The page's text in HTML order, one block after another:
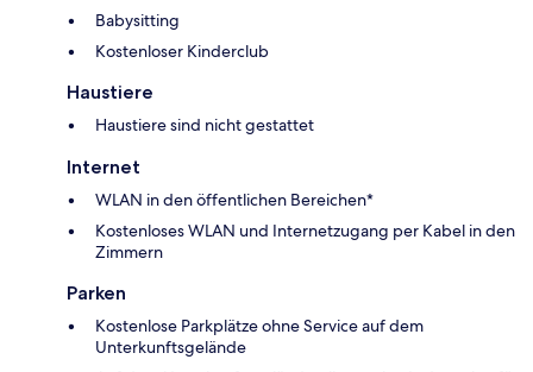
Babysitting
Kostenloser Kinderclub
Haustiere
Haustiere sind nicht gestattet
Internet
WLAN in den öffentlichen Bereichen*
Kostenloses WLAN und Internetzugang per Kabel in den
Zimmern
Parken
Kostenlose Parkplätze ohne Service auf dem
Unterkunftsgelände